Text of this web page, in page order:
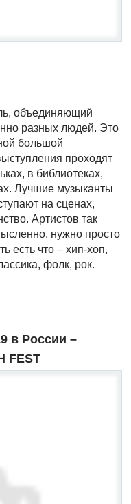
объединяющий
разных людей. Это
большой
проходят
в библиотеках,
Лучшие музыканты
на сценах,
Артистов так
нужно просто
есть что – хип-хоп,
фолк, рок.
в России –
FEST